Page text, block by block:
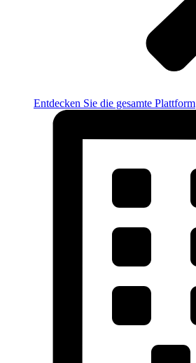
Entdecken Sie die gesamte Plattform